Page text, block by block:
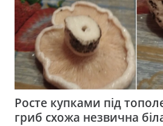
Росте купками під
гриб схожа незвична